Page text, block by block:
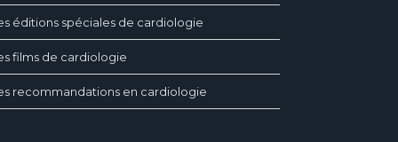
éditions spéciales de cardiologie
films de cardiologie
recommandations en cardiologie